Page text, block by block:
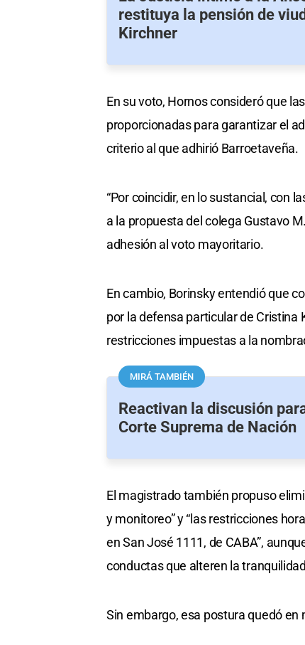
restituya la pensión de
Kirchner
En su voto, Hornos consideró que
proporcionadas para garantizar el
criterio al que adhirió Barroetaveña.
“Por coincidir, en lo sustancial, con
a la propuesta del colega Gustavo
adhesión al voto mayoritario.
En cambio, Borinsky entendió que
por la defensa particular de Cristina
restricciones impuestas a la
MIRÁ TAMBIÉN
Reactivan la discusión
Corte Suprema de Nación
El magistrado también propuso
y monitoreo” y “las restricciones
en San José 1111, de CABA”,
conductas que alteren la
Sin embargo, esa postura quedó